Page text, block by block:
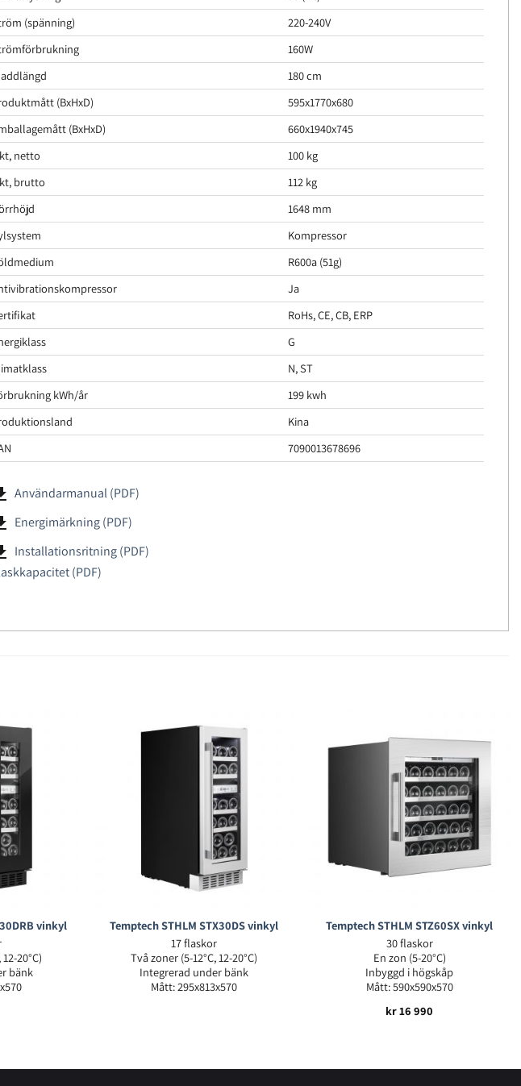
(spänning)
220-240V
160W
180 cm
(BxHxD)
595x1770x680
(BxHxD)
660x1940x745
netto
100 kg
brutto
112 kg
1648 mm
Kompressor
R600a (51g)
Ja
RoHs, CE, CB, ERP
G
N, ST
kWh/år
199 kwh
Kina
7090013678696
Användarmanual (PDF)
Energimärkning (PDF)
Installationsritning (PDF)
(PDF)
vinkyl
20°C)
bänk
Temptech STHLM STX30DS vinkyl
17 flaskor
Två zoner (5-12°C, 12-20°C)
Integrerad under bänk
Mått: 295x813x570
Temptech STHLM STZ60SX vinkyl
30 flaskor
En zon (5-20°C)
Inbyggd i högskåp
Mått: 590x590x570
kr16 990